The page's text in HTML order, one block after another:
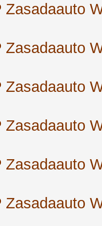
Zasadaauto
Zasadaauto
Zasadaauto
Zasadaauto
Zasadaauto
Zasadaauto